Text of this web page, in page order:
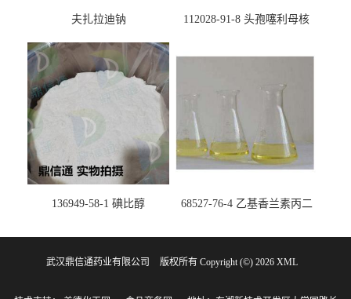
夫扎拉迪钠
112028-91-8 头孢噻利母核
136949-58-1 碘比醇
68527-76-4 乙基香兰素丙二
剂 -香精香料 -鼎信通李杰
武汉鼎信通药业有限公司 版权所有 Copyright (©) 2026 XML